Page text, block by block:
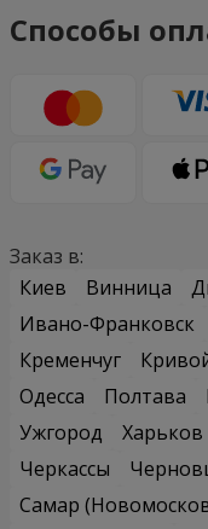
Способы
Заказ в:
Киев
Винница
Ивано-Франковск
Кременчуг
Одесса
Полтава
Ужгород
Харьков
Черкассы
Самар